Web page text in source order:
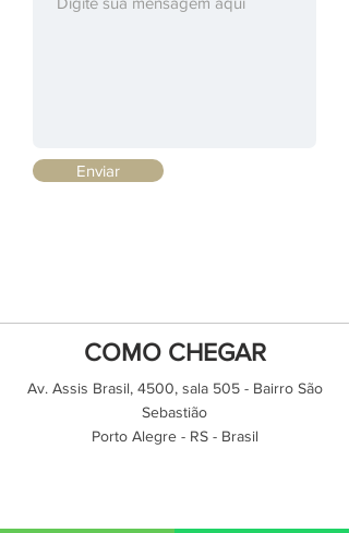
Enviar
COMO CHEGAR
Av. Assis Brasil, 4500, sala 505 - Bairro São
Sebastião
Porto Alegre - RS - Brasil